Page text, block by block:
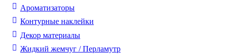
Ароматизаторы
Контурные наклейки
Декор материалы
Жидкий жемчуг / Перламутр